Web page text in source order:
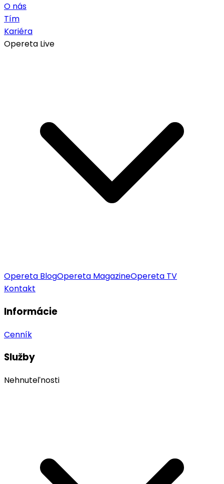
O nás
Tím
Kariéra
Opereta Live
Opereta BlogOpereta MagazineOpereta TV
Kontakt
Informácie
Cenník
Služby
Nehnuteľnosti